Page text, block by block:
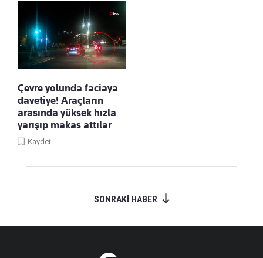
Çevre yolunda faciaya
davetiye! Araçların
arasında yüksek hızla
yarışıp makas attılar
Kaydet
SONRAKİ HABER